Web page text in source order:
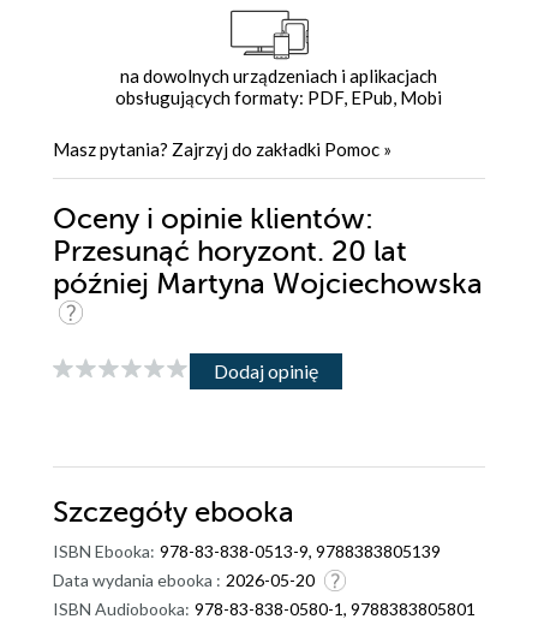
na dowolnych urządzeniach i aplikacjach
obsługujących formaty: PDF, EPub, Mobi
Masz pytania? Zajrzyj do zakładki Pomoc »
Oceny i opinie klientów:
Przesunąć horyzont. 20 lat
później Martyna Wojciechowska
Dodaj opinię
Szczegóły ebooka
ISBN Ebooka: 978-83-838-0513-9, 9788383805139
Data wydania ebooka : 2026-05-20
ISBN Audiobooka: 978-83-838-0580-1, 9788383805801